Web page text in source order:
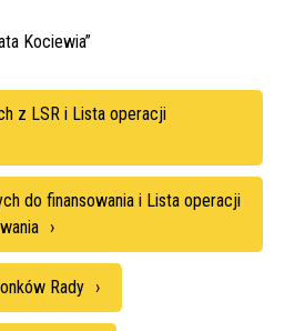
Kociewia”
z LSR i Lista operacji
do finansowania i Lista operacji
Rady